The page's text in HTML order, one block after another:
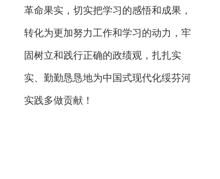
革命果实，切实把学习的感悟和成果，
转化为更加努力工作和学习的动力，牢
固树立和践行正确的政绩观，扎扎实
实、勤勤恳恳地为中国式现代化绥芬河
实践多做贡献！